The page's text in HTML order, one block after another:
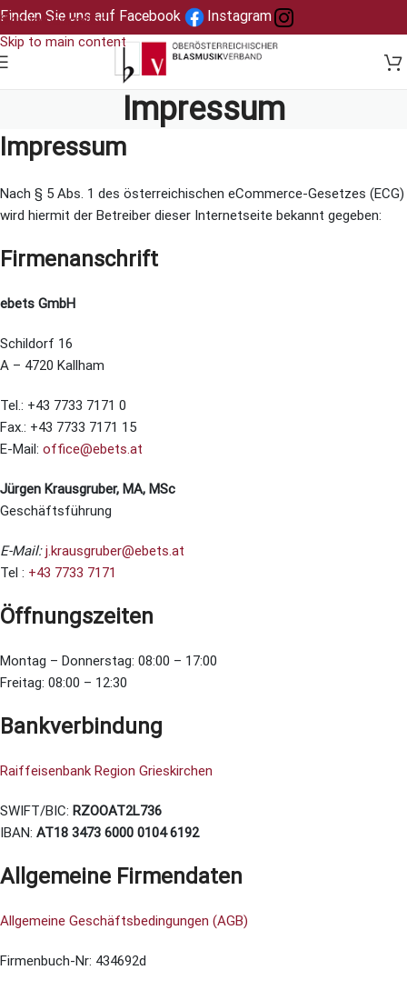
Skip to navigation
Skip to main content
Finden Sie uns auf Facebook Instagram
Impressum
Impressum
Nach § 5 Abs. 1 des österreichischen eCommerce-Gesetzes (ECG)
wird hiermit der Betreiber dieser Internetseite bekannt gegeben:
Firmenanschrift
ebets GmbH
Schildorf 16
A – 4720 Kallham
Tel.: +43 7733 7171 0
Fax.: +43 7733 7171 15
E-Mail: office@ebets.at
Jürgen Krausgruber, MA, MSc
Geschäftsführung
E-Mail:j.krausgruber@ebets.at
Tel : +43 7733 7171
Öffnungszeiten
Montag – Donnerstag: 08:00 – 17:00
Freitag: 08:00 – 12:30
Bankverbindung
Raiffeisenbank Region Grieskirchen
SWIFT/BIC: RZOOAT2L736
IBAN: AT18 3473 6000 0104 6192
Allgemeine Firmendaten
Allgemeine Geschäftsbedingungen (AGB)
Firmenbuch-Nr: 434692d